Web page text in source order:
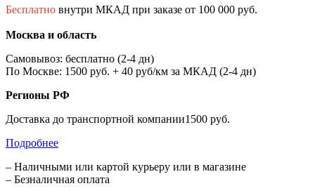
Бесплатно внутри МКАД при заказе от 100 000 руб.
Москва и область
Самовывоз: бесплатно (2-4 дн)
По Москве: 1500 руб. + 40 руб/км за МКАД (2-4 дн)
Регионы РФ
Доставка до транспортной компании1500 руб.
Подробнее
– Наличными или картой курьеру или в магазине
– Безналичная оплата